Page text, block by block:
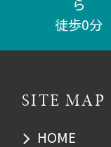
ら
徒歩0分
SITE MAP
HOME